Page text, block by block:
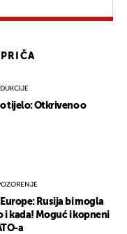
tijelo: Otkriveno o
Rusija bi mogla
i kada! Moguć i kopneni
a